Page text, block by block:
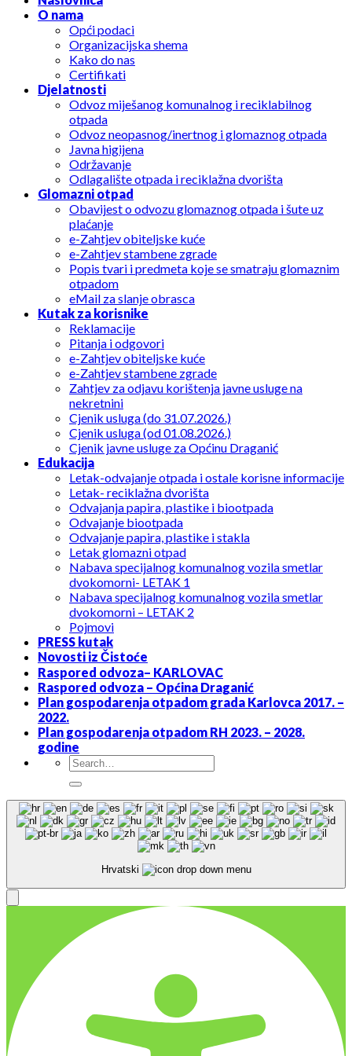
O nama
Opći podaci
Organizacijska shema
Kako do nas
Certifikati
Djelatnosti
Odvoz miješanog komunalnog i reciklabilnog
otpada
Odvoz neopasnog/inertnog i glomaznog otpada
Javna higijena
Održavanje
Odlagalište otpada i reciklažna dvorišta
Glomazni otpad
Obavijest o odvozu glomaznog otpada i šute uz
plaćanje
e-Zahtjev obiteljske kuće
e-Zahtjev stambene zgrade
Popis tvari i predmeta koje se smatraju glomaznim
otpadom
eMail za slanje obrasca
Kutak za korisnike
Reklamacije
Pitanja i odgovori
e-Zahtjev obiteljske kuće
e-Zahtjev stambene zgrade
Zahtjev za odjavu korištenja javne usluge na
nekretnini
Cjenik usluga (do 31.07.2026.)
Cjenik usluga (od 01.08.2026.)
Cjenik javne usluge za Općinu Draganić
Edukacija
Letak-odvajanje otpada i ostale korisne informacije
Letak- reciklažna dvorišta
Odvajanja papira, plastike i biootpada
Odvajanje biootpada
Odvajanje papira, plastike i stakla
Letak glomazni otpad
Nabava specijalnog komunalnog vozila smetlar
dvokomorni- LETAK 1
Nabava specijalnog komunalnog vozila smetlar
dvokomorni – LETAK 2
Pojmovi
PRESS kutak
Novosti iz Čistoće
Raspored odvoza– KARLOVAC
Raspored odvoza – Općina Draganić
Plan gospodarenja otpadom grada Karlovca 2017. –
2022.
Plan gospodarenja otpadom RH 2023. – 2028.
godine
Hrvatski